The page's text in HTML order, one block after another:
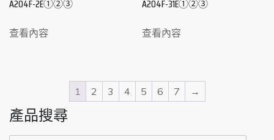
A204F-2E①②③
查看內容
A204F-31E①②③
查看內容
1 2 3 4 5 6 7 →
產品搜尋